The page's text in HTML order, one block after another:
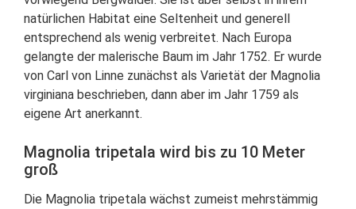
natürlichen Habitat eine Seltenheit und generell
entsprechend als wenig verbreitet. Nach Europa
gelangte der malerische Baum im Jahr 1752. Er wurde
von Carl von Linne zunächst als Varietät der Magnolia
virginiana beschrieben, dann aber im Jahr 1759 als
eigene Art anerkannt.
Magnolia tripetala wird bis zu 10 Meter
groß
Die Magnolia tripetala wächst zumeist mehrstämmig